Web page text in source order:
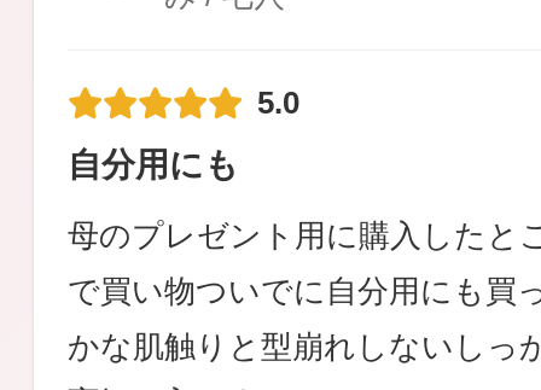
ファッション
5.0
自分用にも
母のプレゼント用に購入したと
で買い物ついでに自分用にも買
かな肌触りと型崩れしないしっ